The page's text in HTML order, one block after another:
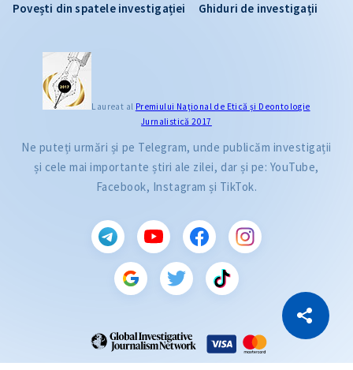
Copiază Link
Povești din spatele investigației
Ghiduri de investigații
Laureat al Premiului Naţional de Etică și Deontologie
Jurnalistică 2017
Ne puteți urmări și pe Telegram, unde publicăm investigații
și cele mai importante știri ale zilei, dar și pe: YouTube,
Facebook, Instagram și TikTok.